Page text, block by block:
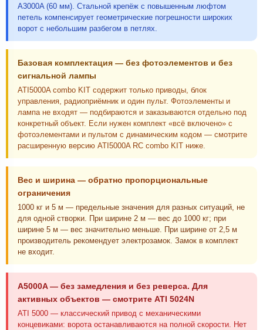
A3000A (60 мм). Стальной крепёж с повышенным люфтом
петель компенсирует геометрические погрешности широких
ворот с небольшим разбегом в петлях.
Базовая комплектация — без фотоэлементов и без
сигнальной лампы
ATI5000A combo KIT содержит только приводы, блок
управления, радиоприёмник и один пульт. Фотоэлементы и
лампа не входят — подбираются и заказываются отдельно под
конкретный объект. Если нужен комплект «всё включено» с
фотоэлементами и пультом с динамическим кодом — смотрите
расширенную версию ATI5000A RC combo KIT ниже.
Вес и ширина — обратно пропорциональные
ограничения
1000 кг и 5 м — предельные значения для разных ситуаций, не
для одной створки. При ширине 2 м — вес до 1000 кг; при
ширине 5 м — вес значительно меньше. При ширине от 2,5 м
производитель рекомендует электрозамок. Замок в комплект
не входит.
A5000A — без замедления и без реверса. Для
активных объектов — смотрите ATI 5024N
ATI 5000 — классический привод с механическими
концевиками: ворота останавливаются на полной скорости. Нет